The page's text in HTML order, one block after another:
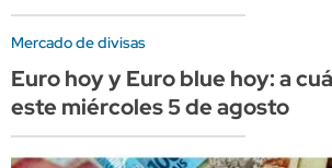
Mercado de divisas
Euro hoy y Euro blue hoy: a
este miércoles 5 de agosto